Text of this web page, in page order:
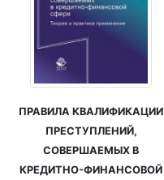
ПРАВИЛА КВАЛИФИКАЦИИ
ПРЕСТУПЛЕНИЙ,
СОВЕРШАЕМЫХ В
КРЕДИТНО-ФИНАНСОВОЙ